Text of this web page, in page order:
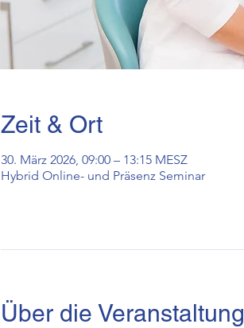
Zeit & Ort
30. März 2026, 09:00 – 13:15 MESZ
Hybrid Online- und Präsenz Seminar
Über die Veranstaltung